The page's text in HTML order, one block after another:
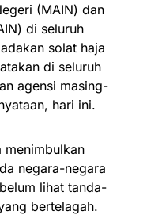
(MAIN) dan
di seluruh
solat haja
di seluruh
agensi masing-
hari ini.
menimbulkan
negara-negara
lihat tanda-
bertelagah.